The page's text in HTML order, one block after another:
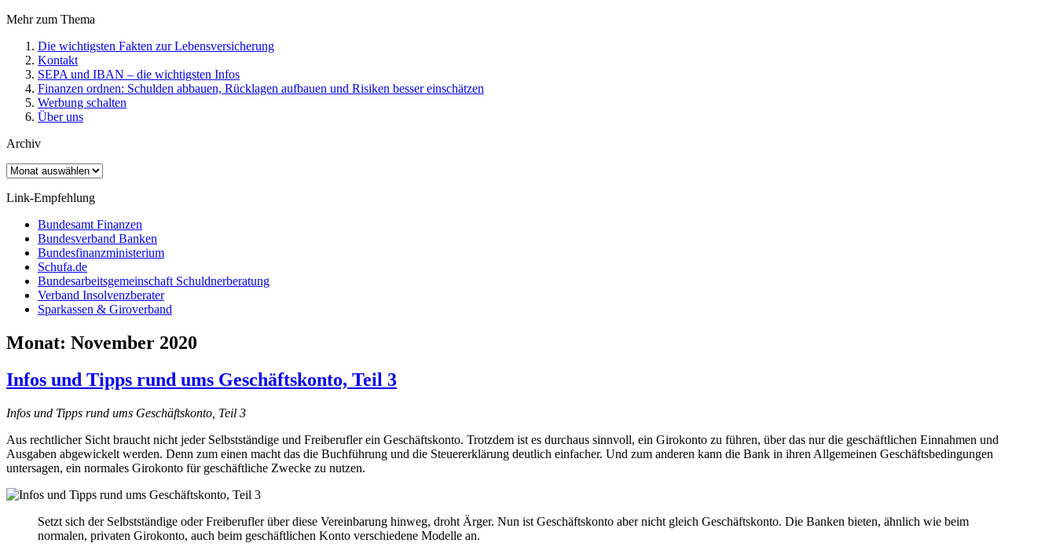
Mehr zum Thema
Die wichtigsten Fakten zur Lebensversicherung
Kontakt
SEPA und IBAN – die wichtigsten Infos
Finanzen ordnen: Schulden abbauen, Rücklagen aufbauen und Risiken besser einschätzen
Werbung schalten
Über uns
Archiv
Archiv
Link-Empfehlung
Bundesamt Finanzen
Bundesverband Banken
Bundesfinanzministerium
Schufa.de
Bundesarbeitsgemeinschaft Schuldnerberatung
Verband Insolvenzberater
Sparkassen & Giroverband
Monat: November 2020
Infos und Tipps rund ums Geschäftskonto, Teil 3
Infos und Tipps rund ums Geschäftskonto, Teil 3
Aus rechtlicher Sicht braucht nicht jeder Selbstständige und Freiberufler ein Geschäftskonto. Trotzdem ist es durchaus sinnvoll, ein Girokonto zu führen, über das nur die geschäftlichen Einnahmen und
Ausgaben abgewickelt werden. Denn zum einen macht das die Buchführung und die Steuererklärung deutlich einfacher. Und zum anderen kann die Bank in ihren Allgemeinen Geschäftsbedingungen
untersagen, ein normales Girokonto für geschäftliche Zwecke zu nutzen.
Setzt sich der Selbstständige oder Freiberufler über diese Vereinbarung hinweg, droht Ärger. Nun ist Geschäftskonto aber nicht gleich Geschäftskonto. Die Banken bieten, ähnlich wie beim
normalen, privaten Girokonto, auch beim geschäftlichen Konto verschiedene Modelle an.